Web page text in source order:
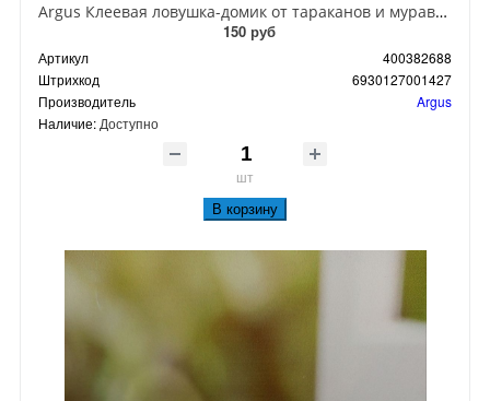
Argus Клеевая ловушка-домик от тараканов и муравьев
150 руб
Артикул
400382688
Штрихкод
6930127001427
Производитель
Argus
Наличие:Доступно
шт
В корзину